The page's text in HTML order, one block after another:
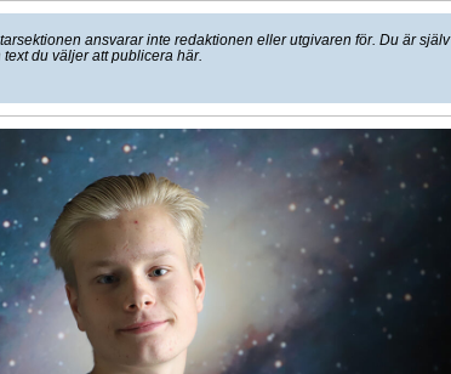
ansvarar inte redaktionen eller utgivaren för. Du är själv
du väljer att publicera här.